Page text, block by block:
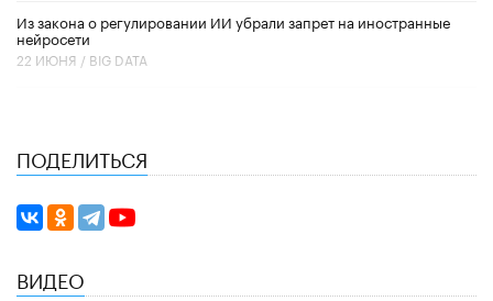
Из закона о регулировании ИИ убрали запрет на иностранные
нейросети
22 ИЮНЯ / BIG DATA
ПОДЕЛИТЬСЯ
ВИДЕО